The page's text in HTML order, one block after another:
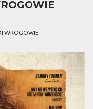
WROGOWIE